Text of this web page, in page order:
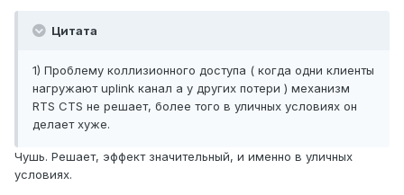
Цитата
1) Проблему коллизионного доступа ( когда одни клиенты
нагружают uplink канал а у других потери ) механизм
RTS CTS не решает, более того в уличных условиях он
делает хуже.
Чушь. Решает, эффект значительный, и именно в уличных
условиях.